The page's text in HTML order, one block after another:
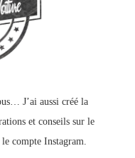
J’ai aussi créé la
et conseils sur le
le compte Instagram.